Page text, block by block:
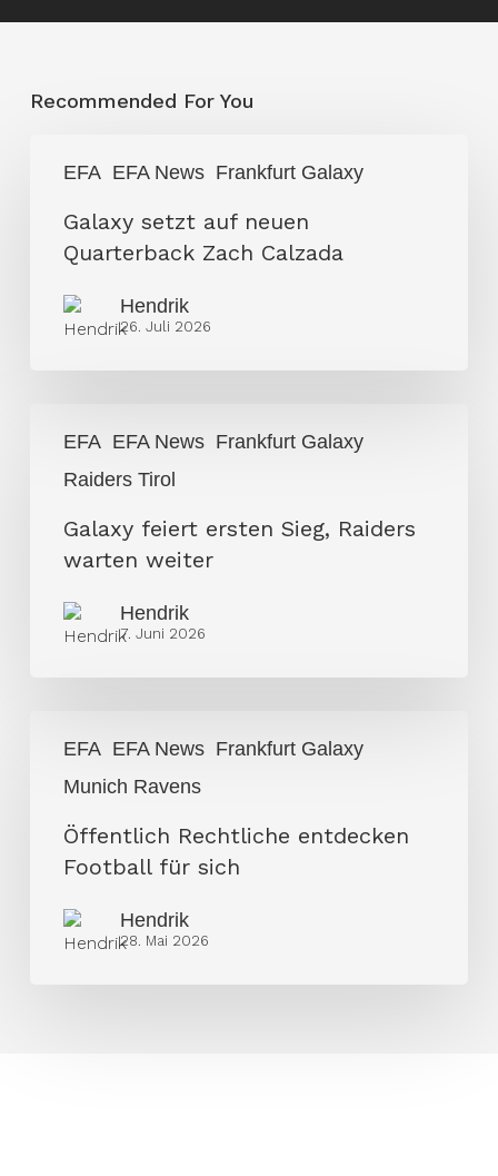
Recommended For You
EFA EFA News Frankfurt Galaxy
setzt
neuen
Zach
Galaxy setzt auf neuen
Quarterback Zach Calzada
Hendrik
26. Juli 2026
EFA EFA News Frankfurt Galaxy
Raiders Tirol
feiert
ersten
weiter
Galaxy feiert ersten Sieg, Raiders
warten weiter
Hendrik
7. Juni 2026
EFA EFA News Frankfurt Galaxy
Munich Ravens
Rechtliche
entdecken
Football
Öffentlich Rechtliche entdecken
Football für sich
Hendrik
28. Mai 2026